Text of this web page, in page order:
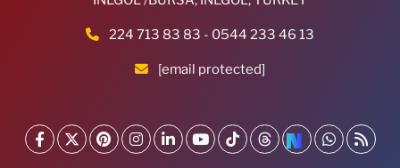
224 713 83 83 - 0544 233 46 13
[email protected]